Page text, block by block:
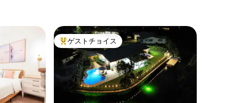
大好評のゲストチョイスです。
ゲストチョイス